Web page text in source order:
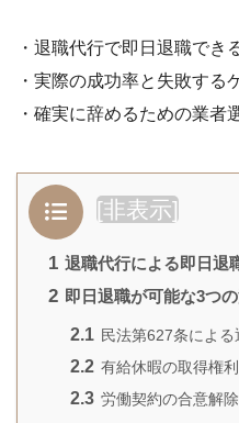
・退職代行で即日退職でき
・実際の成功率と失敗する
・確実に辞めるための業者
[非表示]
1 退職代行による即日退
2 即日退職が可能な3つ
2.1 民法第627条による
2.2 有給休暇の取得権利
2.3 労働契約の合意解除